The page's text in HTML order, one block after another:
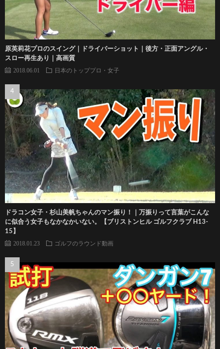
原英莉花プロのスイング｜ドライバーショット｜後方・正面アングル・
スロー再生あり｜高画質
2018.06.01 日本のトッププロ・女子
ドラコン女子・杉山美帆ちゃんのマン振り！｜万振りって言葉がこんな
に似合う女子もなかなかいない。【ブリストンヒル ゴルフクラブ H13-
15】
2018.01.23 ゴルフのラウンド動画